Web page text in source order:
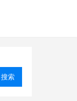
搜索